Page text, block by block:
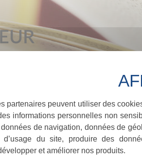
partenaires peuvent utiliser des
informations personnelles non
données de navigation, données de
d’usage du site, produire des
et améliorer nos produits.